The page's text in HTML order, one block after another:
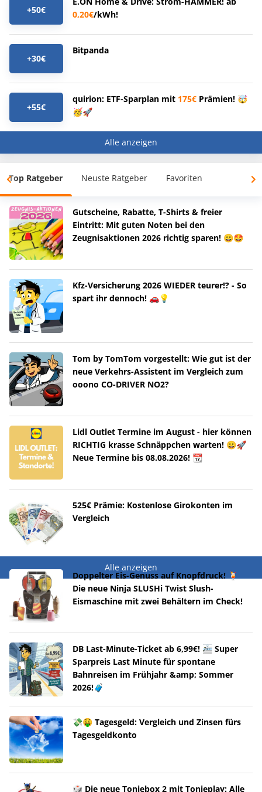
+50€
0,20€/kWh!
+30€
Bitpanda
+55€
quirion: ETF-Sparplan mit 175€ Prämien! 🤯
🥳🚀
Alle anzeigen
Top Ratgeber Neuste Ratgeber Favoriten
Gutscheine, Rabatte, T-Shirts & freier
Eintritt: Mit guten Noten bei den
Zeugnisaktionen 2026 richtig sparen! 😀🤩
Kfz-Versicherung 2026 WIEDER teurer!? - So
spart ihr dennoch! 🚗💡
Tom by TomTom vorgestellt: Wie gut ist der
neue Verkehrs-Assistent im Vergleich zum
ooono CO-DRIVER NO2?
Lidl Outlet Termine im August - hier können
RICHTIG krasse Schnäppchen warten! 😀🚀
Neue Termine bis 08.08.2026! 📆
525€ Prämie: Kostenlose Girokonten im
Vergleich
Alle anzeigen
Doppelter Eis-Genuss auf Knopfdruck! 🍹
Die neue Ninja SLUSHi Twist Slush-
Eismaschine mit zwei Behältern im Check!
DB Last-Minute-Ticket ab 6,99€! 🚈 Super
Sparpreis Last Minute für spontane
Bahnreisen im Frühjahr &amp; Sommer
2026!🧳
💸🤑 Tagesgeld: Vergleich und Zinsen fürs
Tagesgeldkonto
🎲 Die neue Toniebox 2 mit Tonieplay: Alle